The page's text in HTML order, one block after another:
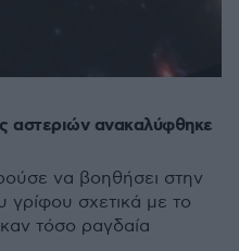
αστεριών ανακαλύφθηκε
να βοηθήσει στην
γρίφου σχετικά με το
τόσο ραγδαία